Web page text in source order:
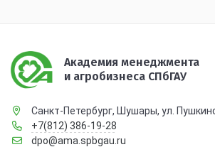
Академия менеджмента
и агробизнеса СПбГАУ
Санкт-Петербург, Шушары, ул.
+7(812) 386-19-28
dpo@ama.spbgau.ru